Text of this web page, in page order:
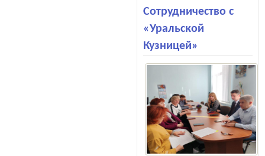
Сотрудничество с
«Уральской
Кузницей»